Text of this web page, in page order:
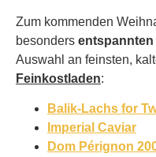
Zum kommenden
besonders
Auswahl an feinsten,
Feinkostladen:
Balik-Lachs for
Imperial Caviar
Dom Pérignon